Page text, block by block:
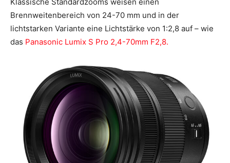
Brennweitenbereich von 24-70 mm und in der
lichtstarken Variante eine Lichtstärke von 1:2,8 auf – wie
das Panasonic Lumix S Pro 2,4-70mm F2,8.